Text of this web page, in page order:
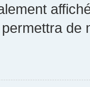
de